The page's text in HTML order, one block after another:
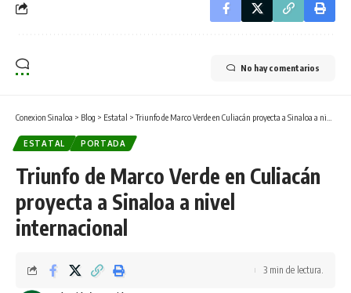
No hay comentarios
Conexion Sinaloa > Blog > Estatal >Triunfo de Marco Verde en Culiacán proyecta a Sinaloa a nivel internacional
ESTATAL PORTADA
Triunfo de Marco Verde en Culiacán
proyecta a Sinaloa a nivel
internacional
3 min de lectura.